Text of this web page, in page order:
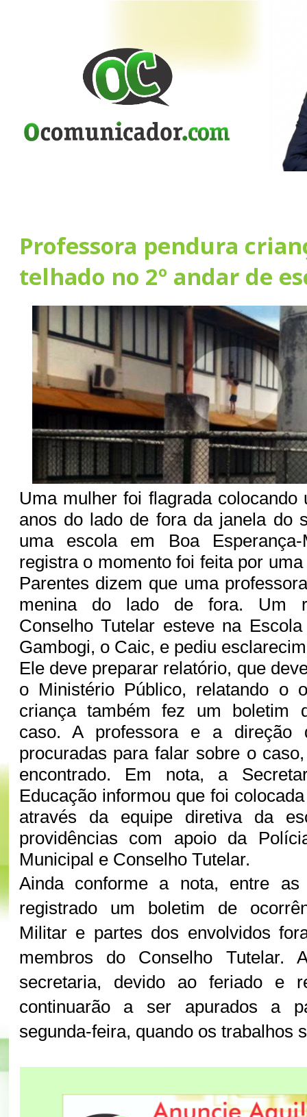
Professora pendura
telhado no 2º andar de
Uma mulher foi flagrada colocando
anos do lado de fora da janela do
uma escola em Boa
registra o momento foi feita por
Parentes dizem que uma
menina do lado de fora. Um
Conselho Tutelar esteve na
Gambogi, o Caic, e pediu
Ele deve preparar relatório, que
o Ministério Público, relatando o
criança também fez um boletim
caso. A professora e a direção
procuradas para falar sobre o
encontrado. Em nota, a
Educação informou que foi
através da equipe diretiva da
providências com apoio da
Municipal e Conselho Tutelar.
Ainda conforme a nota, entre as
registrado um boletim de
Militar e partes dos envolvidos
membros do Conselho Tutelar.
secretaria, devido ao feriado e
continuarão a ser apurados a
segunda-feira, quando os trabalhos